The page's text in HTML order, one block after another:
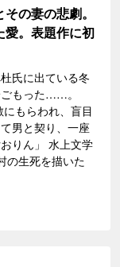
の妻の悲劇。
愛。表題作に初
氏に出ている冬
もった……。
にもらわれ、盲目
男と契り、一座
りん」 水上文学
の生死を描いた